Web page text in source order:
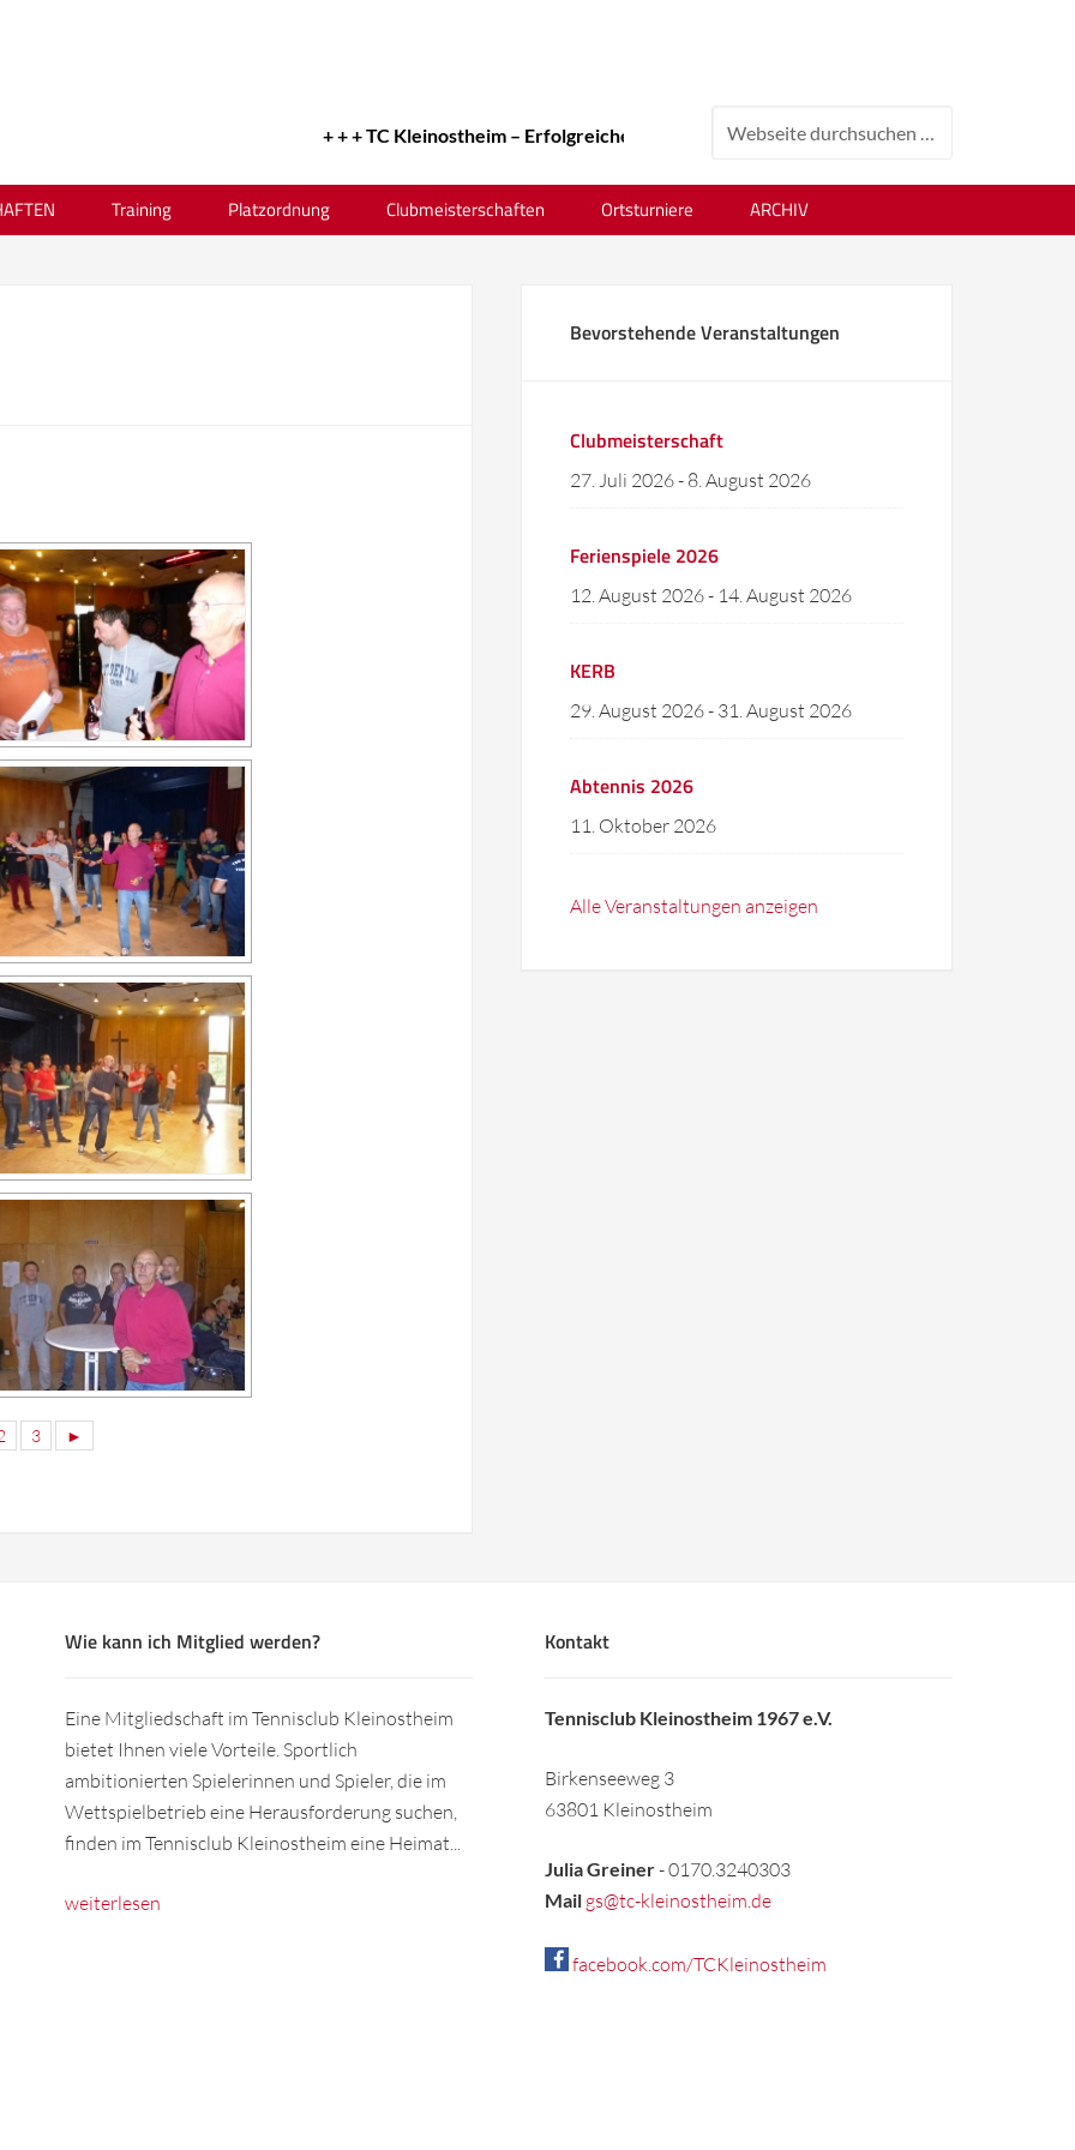
+ + + TC Kleinostheim – Erfolgreiches Tenniswochenende beim 24. Ortsvereinsturnier !
Training Platzordnung Clubmeisterschaften Ortsturniere ARCHIV
3 ►
Bevorstehende Veranstaltungen
Clubmeisterschaft
27. Juli 2026- 8. August 2026
Ferienspiele 2026
12. August 2026- 14. August 2026
KERB
29. August 2026- 31. August 2026
Abtennis 2026
11. Oktober 2026
Alle Veranstaltungen anzeigen
Wie kann ich Mitglied werden?
Eine Mitgliedschaft im Tennisclub Kleinostheim
bietet Ihnen viele Vorteile. Sportlich
ambitionierten Spielerinnen und Spieler, die im
Wettspielbetrieb eine Herausforderung suchen,
finden im Tennisclub Kleinostheim eine Heimat...
weiterlesen
Kontakt
Tennisclub Kleinostheim 1967 e.V.
Birkenseeweg 3
63801 Kleinostheim
Julia Greiner- 0170.3240303
Mail gs@tc-kleinostheim.de
facebook.com/TCKleinostheim